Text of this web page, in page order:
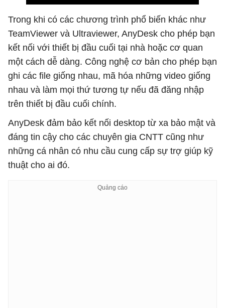
Trong khi có các chương trình phổ biến khác như
TeamViewer và Ultraviewer, AnyDesk cho phép bạn
kết nối với thiết bị đầu cuối tại nhà hoặc cơ quan
một cách dễ dàng. Công nghệ cơ bản cho phép bạn
ghi các file giống nhau, mã hóa những video giống
nhau và làm mọi thứ tương tự nếu đã đăng nhập
trên thiết bị đầu cuối chính.
AnyDesk đảm bảo kết nối desktop từ xa bảo mật và
đáng tin cậy cho các chuyên gia CNTT cũng như
những cá nhân có nhu cầu cung cấp sự trợ giúp kỹ
thuật cho ai đó.